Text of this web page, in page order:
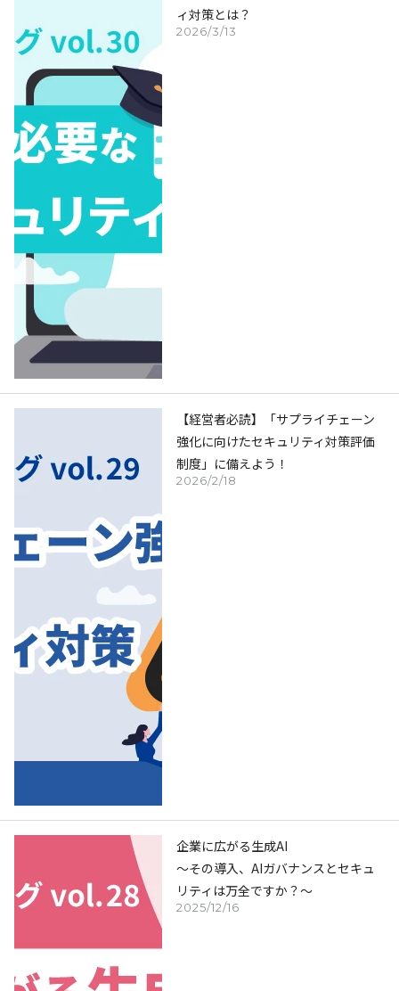
2026/3/13
ィ対策とは？
2026/2/18
【経営者必読】「サプライチェーン
強化に向けたセキュリティ対策評価
制度」に備えよう！
2025/12/16
企業に広がる生成AI
～その導入、AIガバナンスとセキュ
リティは万全ですか？～